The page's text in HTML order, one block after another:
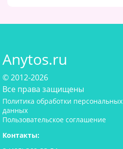
Anytos.ru
© 2012-2026
Все права защищены
Политика обработки персональных
данных
Пользовательское соглашение
Контакты: